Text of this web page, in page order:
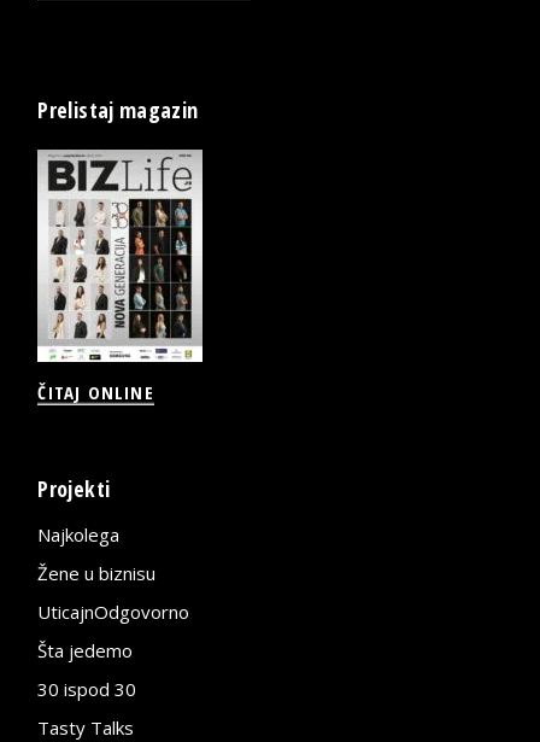
Prelistaj magazin
ČITAJ ONLINE
Projekti
Najkolega
Žene u biznisu
UticajnOdgovorno
Šta jedemo
30 ispod 30
Tasty Talks